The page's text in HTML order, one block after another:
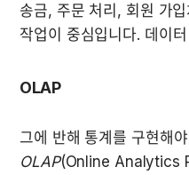
송금, 주문 처리, 회원 가
작업이 중심입니다. 데이
OLAP
OLAP(Online Analytics